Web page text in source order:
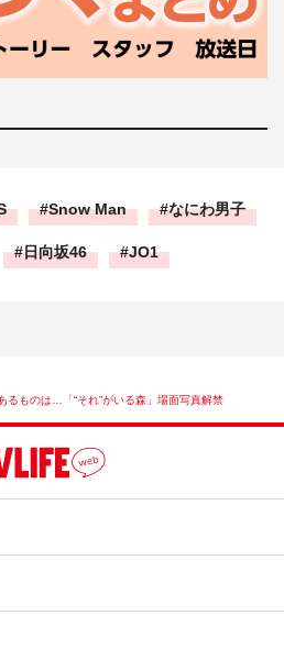
Snow Man なにわ男子
日向坂46 JO1
るものは…「“それ”がいる森」場面写真解禁